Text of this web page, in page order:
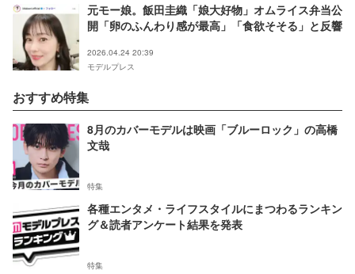
元モー娘。飯田圭織「娘大好物」オムライス弁当公
開「卵のふんわり感が最高」「食欲そそる」と反響
2026.04.24 20:39
モデルプレス
おすすめ特集
8月のカバーモデルは映画「ブルーロック」の高橋
文哉
特集
各種エンタメ・ライフスタイルにまつわるランキン
グ＆読者アンケート結果を発表
特集